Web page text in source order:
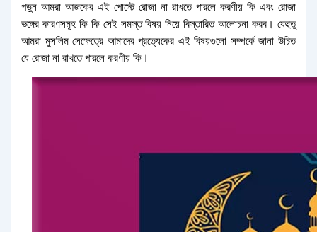
পড়ুন আমরা আজকের এই পোস্টে রোজা না রাখতে পারলে করণীয় কি এবং রোজা
ভঙ্গের কারণসমূহ কি কি সেই সমস্ত বিষয় নিয়ে বিস্তারিত আলোচনা করব। যেহুতু
আমরা মুসলিম সেক্ষেত্রে আমাদের প্রত্যেকের এই বিষয়গুলো সম্পর্কে জানা উচিত
যে রোজা না রাখতে পারলে করণীয় কি।